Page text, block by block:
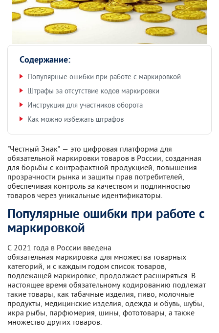
Содержание:
Популярные ошибки при работе с маркировкой
Штрафы за отсутствие кодов маркировки
Инструкция для участников оборота
Как можно избежать штрафов
"Честный Знак" — это цифровая платформа для
обязательной маркировки товаров в России, созданная
для борьбы с контрафактной продукцией, повышения
прозрачности рынка и защиты прав потребителей,
обеспечивая контроль за качеством и подлинностью
товаров через уникальные идентификаторы.
Популярные ошибки при работе с
маркировкой
С 2021 года в России введена
обязательная маркировка для множества товарных
категорий, и с каждым годом список товаров,
подлежащей маркировке, продолжает расширяться. В
настоящее время обязательному кодированию подлежат
такие товары, как табачные изделия, пиво, молочные
продукты, медицинские изделия, одежда и обувь, шубы,
икра рыбы, парфюмерия, шины, фототовары, а также
множество других товаров.